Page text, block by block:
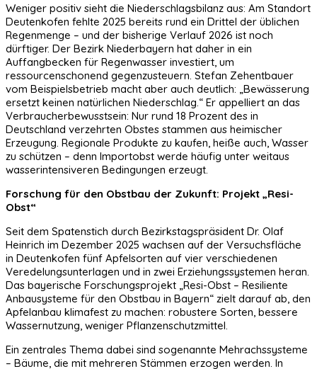
Weniger positiv sieht die Niederschlagsbilanz aus: Am Standort
Deutenkofen fehlte 2025 bereits rund ein Drittel der üblichen
Regenmenge – und der bisherige Verlauf 2026 ist noch
dürftiger. Der Bezirk Niederbayern hat daher in ein
Auffangbecken für Regenwasser investiert, um
ressourcenschonend gegenzusteuern. Stefan Zehentbauer
vom Beispielsbetrieb macht aber auch deutlich: „Bewässerung
ersetzt keinen natürlichen Niederschlag.“ Er appelliert an das
Verbraucherbewusstsein: Nur rund 18 Prozent des in
Deutschland verzehrten Obstes stammen aus heimischer
Erzeugung. Regionale Produkte zu kaufen, heiße auch, Wasser
zu schützen – denn Importobst werde häufig unter weitaus
wasserintensiveren Bedingungen erzeugt.
Forschung für den Obstbau der Zukunft: Projekt „Resi-
Obst“
Seit dem Spatenstich durch Bezirkstagspräsident Dr. Olaf
Heinrich im Dezember 2025 wachsen auf der Versuchsfläche
in Deutenkofen fünf Apfelsorten auf vier verschiedenen
Veredelungsunterlagen und in zwei Erziehungssystemen heran.
Das bayerische Forschungsprojekt „Resi-Obst – Resiliente
Anbausysteme für den Obstbau in Bayern“ zielt darauf ab, den
Apfelanbau klimafest zu machen: robustere Sorten, bessere
Wassernutzung, weniger Pflanzenschutzmittel.
Ein zentrales Thema dabei sind sogenannte Mehrachssysteme
– Bäume, die mit mehreren Stämmen erzogen werden. In